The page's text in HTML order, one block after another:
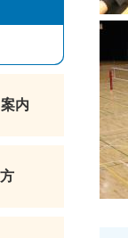
内